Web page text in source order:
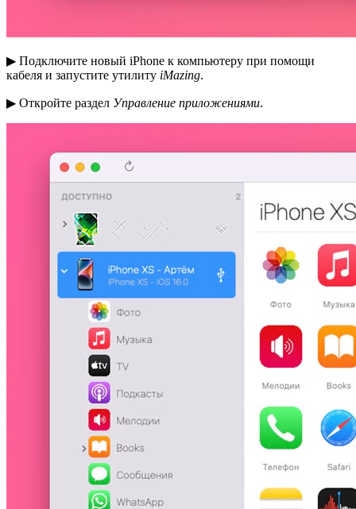
▶ Подключите новый iPhone к компьютеру при помощи
кабеля и запустите утилиту iMazing.
▶ Откройте раздел Управление приложениями.